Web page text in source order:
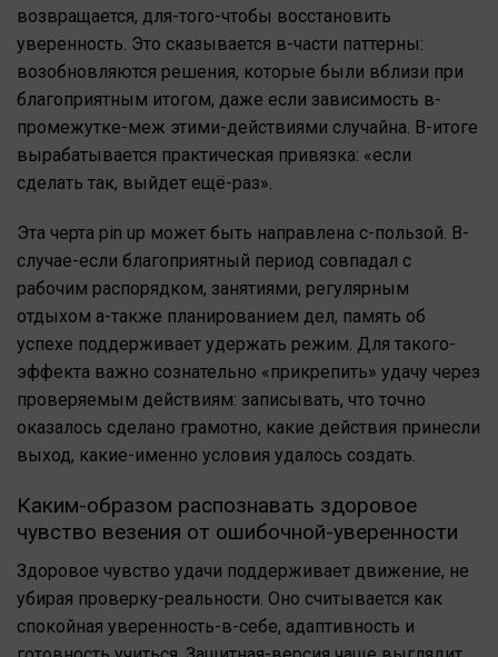
возвращается, для-того-чтобы восстановить
уверенность. Это сказывается в-части паттерны:
возобновляются решения, которые были вблизи при
благоприятным итогом, даже если зависимость в-
промежутке-меж этими-действиями случайна. В-итоге
вырабатывается практическая привязка: «если
сделать так, выйдет ещё-раз».
Эта черта pin up может быть направлена с-пользой. В-
случае-если благоприятный период совпадал с
рабочим распорядком, занятиями, регулярным
отдыхом а-также планированием дел, память об
успехе поддерживает удержать режим. Для такого-
эффекта важно сознательно «прикрепить» удачу через
проверяемым действиям: записывать, что точно
оказалось сделано грамотно, какие действия принесли
выход, какие-именно условия удалось создать.
Каким-образом распознавать здоровое
чувство везения от ошибочной-уверенности
Здоровое чувство удачи поддерживает движение, не
убирая проверку-реальности. Оно считывается как
спокойная уверенность-в-себе, адаптивность и